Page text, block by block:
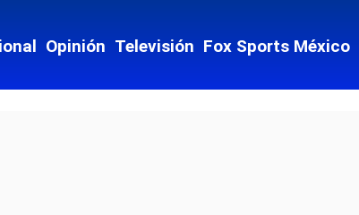
Opinión Televisión Fox Sports México